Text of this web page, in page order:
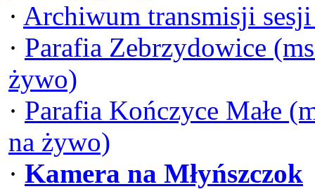
· Archiwum transmisji
· Parafia Zebrzydowice
żywo)
· Parafia Kończyce Małe
na żywo)
· Kamera na Młyńszczok